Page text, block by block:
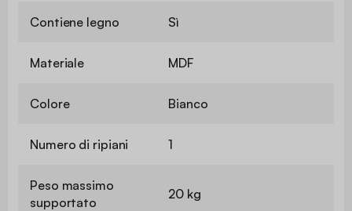
Contiene legno Sì
Materiale MDF
Colore Bianco
Numero di ripiani 1
Peso massimo
supportato
20 kg